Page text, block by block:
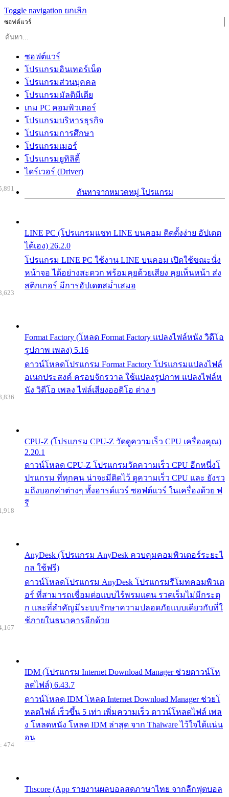
Toggle navigation ยกเลิก
ซอฟต์แวร์
ซอฟต์แวร์
โปรแกรมอินเทอร์เน็ต
โปรแกรมส่วนบุคคล
โปรแกรมมัลติมีเดีย
เกม PC คอมพิวเตอร์
โปรแกรมบริหารธุรกิจ
โปรแกรมการศึกษา
โปรแกรมเมอร์
โปรแกรมยูทิลิตี้
ไดร์เวอร์ (Driver)
ค้นหาจากหมวดหมู่ โปรแกรม
LINE PC (โปรแกรมแชท LINE บนคอม ติดตั้งง่าย อัปเดต
ได้เอง) 26.2.0
โปรแกรม LINE PC ใช้งาน LINE บนคอม เปิดใช้ขณะนั่ง
หน้าจอ ได้อย่างสะดวก พร้อมคุยด้วยเสียง คุยเห็นหน้า ส่ง
สติกเกอร์ มีการอัปเดตสม่ำเสมอ
Format Factory (โหลด Format Factory แปลงไฟล์หนัง วิดีโอ
รูปภาพ เพลง) 5.16
ดาวน์โหลดโปรแกรม Format Factory โปรแกรมแปลงไฟล์
อเนกประสงค์ ครอบจักรวาล ใช้แปลงรูปภาพ แปลงไฟล์ห
นัง วิดีโอ เพลง ไฟล์เสียงออดิโอ ต่าง ๆ
CPU-Z (โปรแกรม CPU-Z วัดดูความเร็ว CPU เครื่องคุณ)
2.20.1
ดาวน์โหลด CPU-Z โปรแกรมวัดความเร็ว CPU อีกหนึ่งโ
ปรแกรม ที่ทุกคน น่าจะมีติดไว้ ดูความเร็ว CPU และ ยังรว
มถึงบอกค่าต่างๆ ทั้งฮารด์แวร์ ซอฟต์แวร์ ในเครื่องด้วย ฟ
รี
AnyDesk (โปรแกรม AnyDesk ควบคุมคอมพิวเตอร์ระยะไ
กล ใช้ฟรี)
ดาวน์โหลดโปรแกรม AnyDesk โปรแกรมรีโมทคอมพิวเต
อร์ ที่สามารถเชื่อมต่อแบบไร้พรมแดน รวดเร็มไม่มีกระตุ
ก และที่สำคัญมีระบบรักษาความปลอดภัยแบบเดียวกับที่ใ
ช้ภายในธนาคารอีกด้วย
IDM (โปรแกรม Internet Download Manager ช่วยดาวน์โห
ลดไฟล์) 6.43.7
ดาวน์โหลด IDM โหลด Internet Download Manager ช่วยโ
หลดไฟล์ เร็วขึ้น 5 เท่า เพิ่มความเร็ว ดาวน์โหลดไฟล์ เพล
ง โหลดหนัง โหลด IDM ล่าสุด จาก Thaiware ไว้ใจได้แน่น
อน
Thscore (App รายงานผลบอลสดภาษาไทย จากลีกฟุตบอล
474